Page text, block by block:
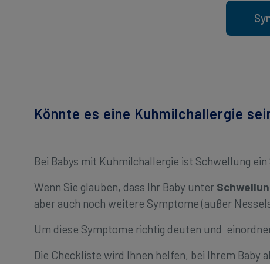
Könnte es eine Kuhmilchallergie
Bei Babys mit Kuhmilchallergie ist Schwellung
Wenn Sie glauben, dass Ihr Baby unter
aber auch noch weitere Symptome (außer
Um diese Symptome richtig deuten und
Die Checkliste wird Ihnen helfen, bei Ihrem